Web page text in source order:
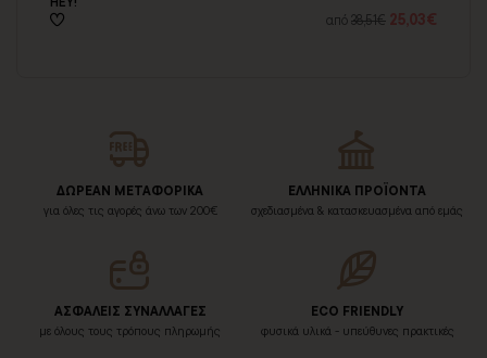
από38,51€ 25,03€
ΔΩΡΕΑΝ ΜΕΤΑΦΟΡΙΚΑ
για όλες τις αγορές άνω των 200€
ΕΛΛΗΝΙΚΑ ΠΡΟΪΟΝΤΑ
σχεδιασμένα & κατασκευασμένα από εμάς
ΑΣΦΑΛΕΙΣ ΣΥΝΑΛΛΑΓΕΣ
με όλους τους τρόπους πληρωμής
ECO FRIENDLY
φυσικά υλικά - υπεύθυνες πρακτικές